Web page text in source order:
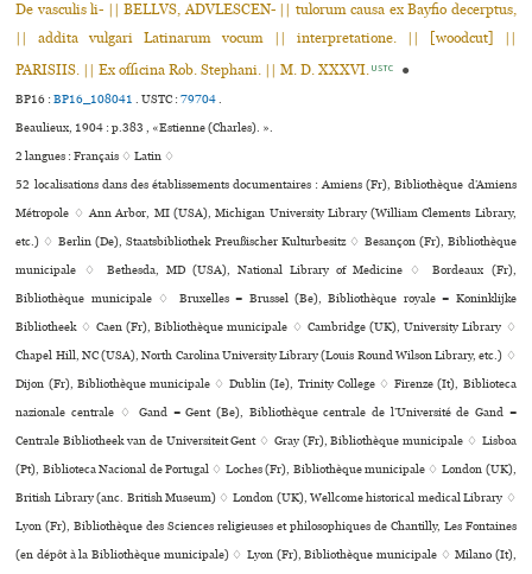
De vasculis li- || BELLVS, ADVLESCEN- || tulorum causa ex Bayfio decerptus,
|| addita vulgari Latinarum vocum || interpretatione. || [woodcut] ||
PARISIIS. || Ex officina Rob. Stephani. || M. D. XXXVI. USTC ●
BP16 :BP16_108041 .USTC :79704.
Beaulieux, 1904 : p.383 , «Estienne (Charles). ».
2 langues :Français ♢Latin ♢
52 localisations dans des établissements documentaires : Amiens (Fr), Bibliothèque d’Amiens
Métropole ♢ Ann Arbor, MI (USA), Michigan University Library (William Clements Library,
etc.) ♢ Berlin (De), Staatsbibliothek Preußischer Kulturbesitz ♢ Besançon (Fr), Bibliothèque
muni­ci­pale ♢ Bethesda, MD (USA), National Library of Medicine ♢ Bordeaux (Fr),
Bibliothèque muni­ci­pale ♢ Bruxelles = Brussel (Be), Bibliothèque royale = Koninklijke
Bibliotheek ♢ Caen (Fr), Bibliothèque muni­ci­pale ♢ Cambridge (UK), University Library ♢
Chapel Hill, NC (USA), North Carolina University Library (Louis Round Wilson Library, etc.) ♢
Dijon (Fr), Bibliothèque muni­ci­pale ♢ Dublin (Ie), Trinity College ♢ Firenze (It), Biblioteca
nazio­nale cen­trale ♢ Gand = Gent (Be), Bibliothèque centrale de l’Université de Gand =
Centrale Bibliotheek van de Universiteit Gent ♢ Gray (Fr), Bibliothèque muni­ci­pale ♢ Lisboa
(Pt), Biblioteca Nacional de Portugal ♢ Loches (Fr), Bibliothèque muni­ci­pale ♢ London (UK),
British Library (anc. British Museum) ♢ London (UK), Wellcome his­to­ri­cal medi­cal Library ♢
Lyon (Fr), Bibliothèque des Sciences reli­gieu­ses et phi­lo­so­phi­ques de Chantilly, Les Fontaines
(en dépôt à la Bibliothèque muni­ci­pale) ♢ Lyon (Fr), Bibliothèque muni­ci­pale ♢ Milano (It),